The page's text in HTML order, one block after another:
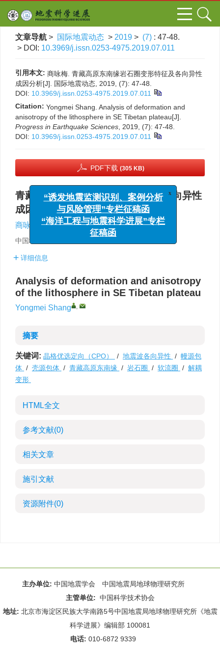
文章导航 > 国际地震动态 > 2019 > (7) : 47-48.
> DOI: 10.3969/j.issn.0253-4975.2019.07.011
引用本文: 商咏梅. 青藏高原东南缘岩石圈变形特征及各向异性
成因分析[J]. 国际地震动态, 2019, (7): 47-48.
DOI: 10.3969/j.issn.0253-4975.2019.07.011
Citation: Yongmei Shang. Analysis of deformation and
anisotropy of the lithosphere in SE Tibetan plateau[J].
Progress in Earthquake Sciences , 2019, (7): 47-48.
DOI: 10.3969/j.issn.0253-4975.2019.07.011
PDF下载 (305 KB)
青藏高原东南缘岩石圈变形特征及各向异性
成因分析
商咏梅 ,
中国地震局地质研究所，北京 100029
详细信息
Analysis of deformation and anisotropy
of the lithosphere in SE Tibetan plateau
Yongmei Shang ,
摘要
关键词: 晶格优选定向（CPO） / 地震波各向异性 / 幔源包
体 / 壳源包体 / 青藏高原东南缘 / 岩石圈 / 软流圈 / 解耦
变形
HTML全文
参考文献(0)
相关文章
施引文献
资源附件(0)
主办单位: 中国地震学会 中国地震局地球物理研究所
主管单位: 中国科学技术协会
地址: 北京市海淀区民族大学南路5号中国地震局地球物理研究所《地震
科学进展》编辑部 100081
电话: 010-6872 9339
“诱发地震监测识别、案例分析
与风险管理”专栏征稿函
“海洋工程与地震科学进展”专栏
征稿函